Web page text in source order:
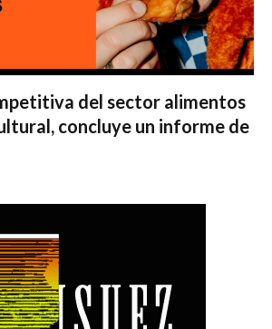
del sector alimentos
concluye un informe de